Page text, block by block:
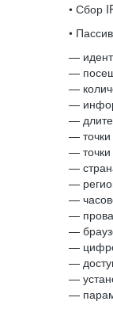
• Сбор
•
—
—
—
—
—
— точки
— точки
—
—
—
—
—
—
—
—
—